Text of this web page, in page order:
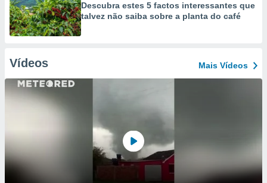
Descubra estes 5 factos interessantes que
talvez não saiba sobre a planta do café
Vídeos Mais Vídeos